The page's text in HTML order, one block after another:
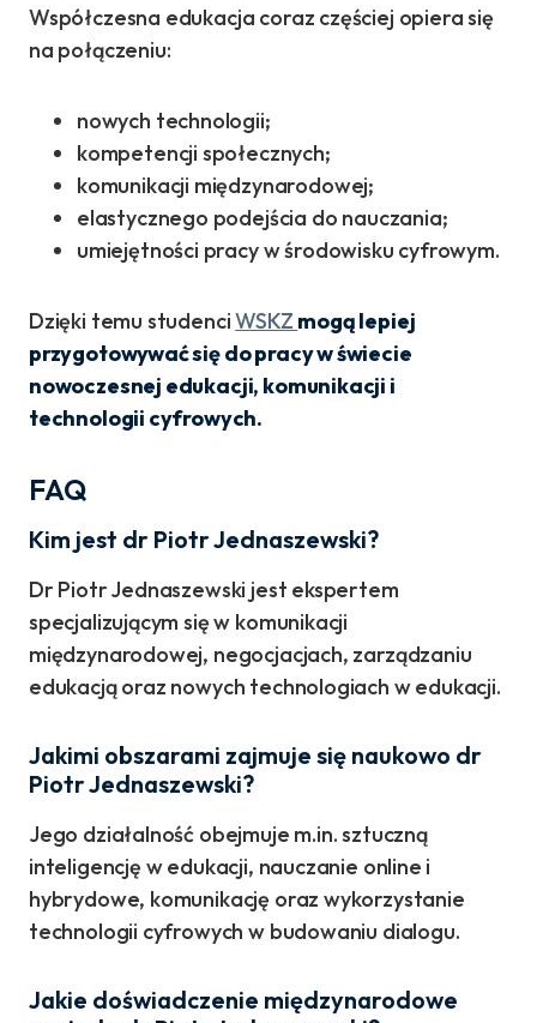
Współczesna edukacja coraz częściej opiera się
na połączeniu:
nowych technologii;
kompetencji społecznych;
komunikacji międzynarodowej;
elastycznego podejścia do nauczania;
umiejętności pracy w środowisku cyfrowym.
Dzięki temu studenciWSKZ mogą lepiej
przygotowywać się do pracy w świecie
nowoczesnej edukacji, komunikacji i
technologii cyfrowych.
FAQ
Kim jest dr Piotr Jednaszewski?
Dr Piotr Jednaszewski jest ekspertem
specjalizującym się w komunikacji
międzynarodowej, negocjacjach, zarządzaniu
edukacją oraz nowych technologiach w edukacji.
Jakimi obszarami zajmuje się naukowo dr
Piotr Jednaszewski?
Jego działalność obejmuje m.in. sztuczną
inteligencję w edukacji, nauczanie online i
hybrydowe, komunikację oraz wykorzystanie
technologii cyfrowych w budowaniu dialogu.
Jakie doświadczenie międzynarodowe